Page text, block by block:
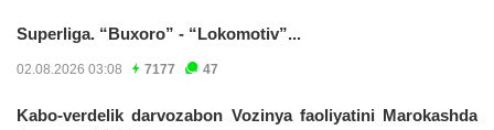
Superliga. “Buxoro” - “Lokomotiv”...
02.08.2026 03:08 7177 47
Kabo-verdelik darvozabon Vozinya faoliyatini Marokashda